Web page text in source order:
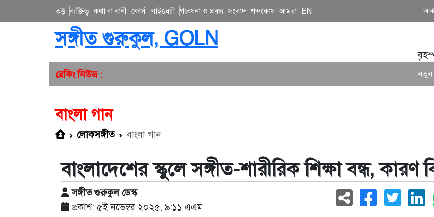
তত্ত্ব ব্যক্তিত্ব কথা বা বানী কোর্স লাইব্রেরী গবেষনা ও প্রবন্ধ সংবাদ শব্দকোষ আমরা EN
সঙ্গীত গুরুকুল, GOLN
ব্রেকিং নিউজ :
নতুন গান ও
বাংলা গান
লোকসঙ্গীত বাংলা গান
বাংলাদেশের স্কুলে সঙ্গীত-শারীরিক শিক্ষা বন্ধ, কারণ
সঙ্গীত গুরুকুল ডেস্ক
প্রকাশ: ৫ই নভেম্বর ২০২৫, ৯:১১ এএম